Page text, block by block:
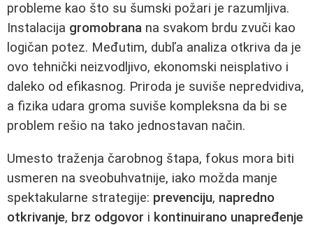
probleme kao što su šumski požari je razumljiva.
Instalacija gromobrana na svakom brdu zvuči kao
logičan potez. Međutim, dubľa analiza otkriva da je
ovo tehnički neizvodljivo, ekonomski neisplativo i
daleko od efikasnog. Priroda je suviše nepredvidiva,
a fizika udara groma suviše kompleksna da bi se
problem rešio na tako jednostavan način.
Umesto traženja čarobnog štapa, fokus mora biti
usmeren na sveobuhvatnije, iako možda manje
spektakularne strategije: prevenciju, napredno
otkrivanje, brz odgovor i kontinuirano unapređenje